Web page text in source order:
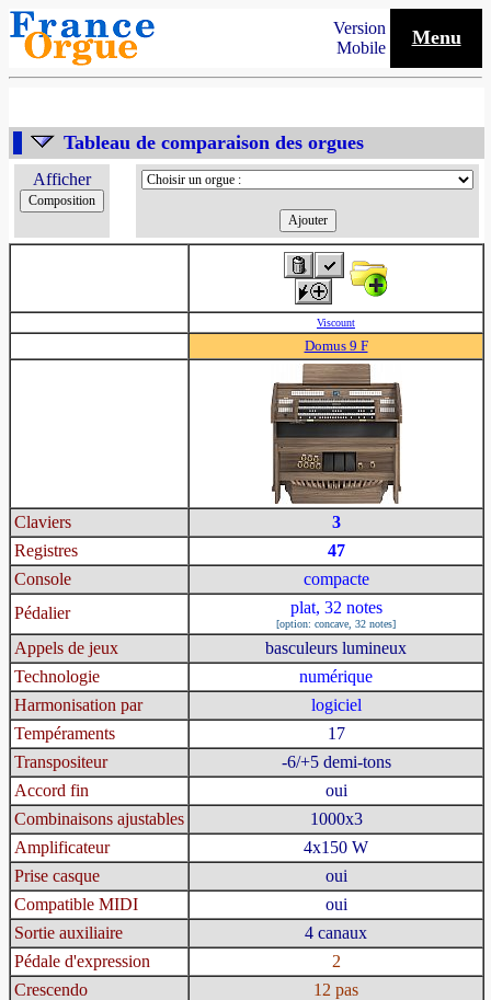
Version
Mobile
Menu
Tableau de comparaison des orgues
Afficher
Viscount
Domus 9 F
Claviers
3
Registres
47
Console
compacte
Pédalier
plat, 32 notes
[option: concave, 32 notes]
Appels de jeux
basculeurs lumineux
Technologie
numérique
Harmonisation par
logiciel
Tempéraments
17
Transpositeur
-6/+5 demi-tons
Accord fin
oui
Combinaisons ajustables
1000x3
Amplificateur
4x150 W
Prise casque
oui
Compatible MIDI
oui
Sortie auxiliaire
4 canaux
Pédale d'expression
2
Crescendo
12 pas